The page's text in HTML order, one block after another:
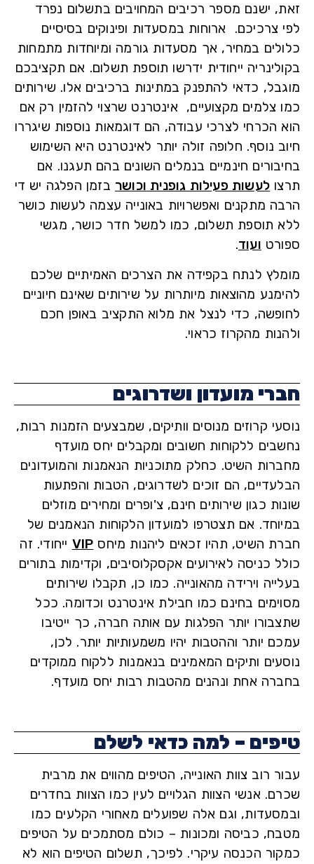
ישנם מספר רכיבים המחויבים בתשלום נפרד
צרכיכם. ארוחות במסעדות ופינוקים בסיסיים
במחיר, אך מסעדות גורמה ומיוחדות מתמחות
ייחודית ידרשו תוספת תשלום. אם תקציבכם
כדאי להתפנק במתינות ברכיבים אלו. שירותים
צלמים מקצועיים, אינטרנט שרצוי להזמין רק אם
הכרחי לצרכי עבודה, הם דוגמאות נוספות שיגררו
נוסף. חלופה זולה יותר לאינטרנט היא השימוש
חינמיים בנמלים השונים בהם תעגנו. אם
לעשות פעילות גופנית וכושר בזמן הפלגה יש די
מתקנים ואפשרויות באונייה עצמה לעשות כושר
תוספת תשלום, כמו למשל חדר כושר, מגשי
ועוד.
לנתח בקפידה את הצרכים האמיתיים שלכם
מהוצאות מיותרות על שירותים שאינם חיוניים
כדי לנצל את מלוא התקציב באופן חכם
מהקרוז כראוי.
מועדון ושדרוגים
קרוזים מנוסים וותיקים, שמבצעים הזמנות רבות,
ללקוחות חשובים ומקבלים יחס מועדף
השיט. כחלק מתוכניות הנאמנות והמועדונים
הם זוכים לשדרוגים, הטבות והפתעות
כגון שירותים חינם, צ'ופרים ומחירים מוזלים
אם תצטרפו למועדון הלקוחות הנאמנים של
השיט, תהיו זכאים ליהנות מיחס VIPייחודי. זה
כניסה לאירועים אקסקלוסיבים, וקדימות בתורים
וירידה מהאונייה. כמו כן, תקבלו שירותים
בחינם כמו חבילת אינטרנט וכדומה. ככל
יותר הפלגות עם אותה חברה, כך ייטיבו
יותר וההטבות יהיו משמעותיות יותר. לכן,
ותיקים המאמינים בנאמנות ללקוח ממוקדים
אחת ונהנים מהטבות רבות יחס מועדף.
– למה כדאי לשלם
רוב צוות האונייה, הטיפים מהווים את מרבית
אנשי הצוות הגלויים לעין כמו הצוות בחדרים
וגם אלה שפועלים מאחורי הקלעים כמו
כביסה ומכונות – כולם מסתמכים על הטיפים
הכנסה עיקרי. לפיכך, תשלום הטיפים הוא לא